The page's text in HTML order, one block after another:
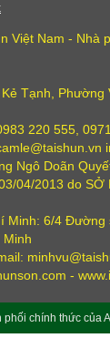
Việt Nam - Nhà
Tạnh, Phường
220 555,
Ngô Doãn
04/2013 do
Minh: 6/4
Minh
-
phối chính thức của